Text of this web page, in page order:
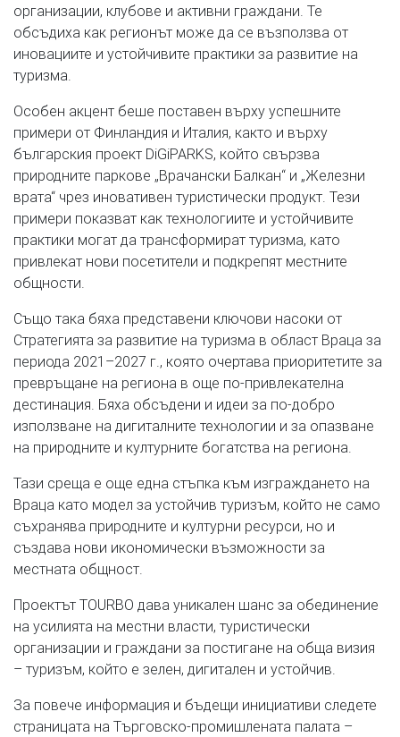
организации, клубове и активни граждани. Те
обсъдиха как регионът може да се възползва от
иновациите и устойчивите практики за развитие на
туризма.
Особен акцент беше поставен върху успешните
примери от Финландия и Италия, както и върху
българския проект DiGiPARKS, който свързва
природните паркове „Врачански Балкан“ и „Железни
врата“ чрез иновативен туристически продукт. Тези
примери показват как технологиите и устойчивите
практики могат да трансформират туризма, като
привлекат нови посетители и подкрепят местните
общности.
Също така бяха представени ключови насоки от
Стратегията за развитие на туризма в област Враца за
периода 2021–2027 г., която очертава приоритетите за
превръщане на региона в още по-привлекателна
дестинация. Бяха обсъдени и идеи за по-добро
използване на дигиталните технологии и за опазване
на природните и културните богатства на региона.
Тази среща е още една стъпка към изграждането на
Враца като модел за устойчив туризъм, който не само
съхранява природните и културни ресурси, но и
създава нови икономически възможности за
местната общност.
Проектът TOURBO дава уникален шанс за обединение
на усилията на местни власти, туристически
организации и граждани за постигане на обща визия
– туризъм, който е зелен, дигитален и устойчив.
За повече информация и бъдещи инициативи следете
страницата на Търговско-промишлената палата –